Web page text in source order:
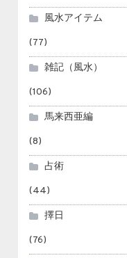
風水アイテム
(77)
雑記（風水）
(106)
馬来西亜編
(8)
占術
(44)
擇日
(76)